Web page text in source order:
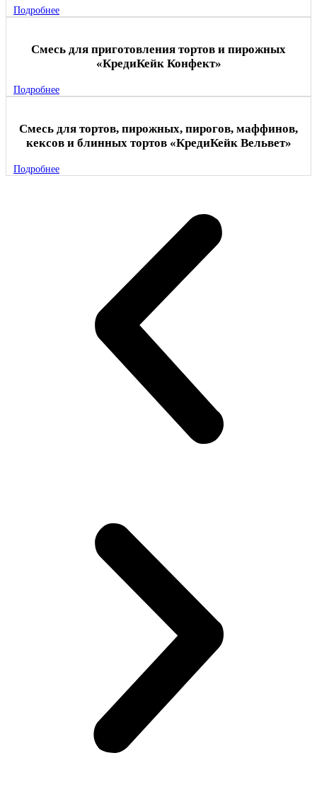
Подробнее
Смесь для приготовления тортов и пирожных
«КредиКейк Конфект»
Подробнее
Смесь для тортов, пирожных, пирогов, маффинов,
кексов и блинных тортов «КредиКейк Вельвет»
Подробнее